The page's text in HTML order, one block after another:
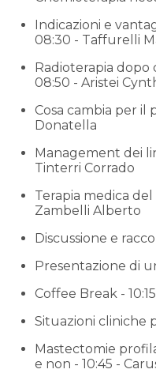
Indicazioni e
08:30 - Taffurelli
Radioterapia
08:50 - Aristei
Cosa cambia per il
Donatella
Management dei
Tinterri Corrado
Terapia medica
Zambelli Alberto
Discussione e
Presentazione di
Coffee Break - 10:15
Situazioni cliniche
Mastectomie
e non - 10:45 -